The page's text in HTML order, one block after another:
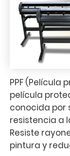
PPF (Película
película
conocida por
resistencia a
Resiste
pintura y